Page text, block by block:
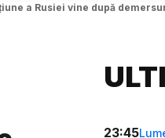
a Rusiei vine după
23:45